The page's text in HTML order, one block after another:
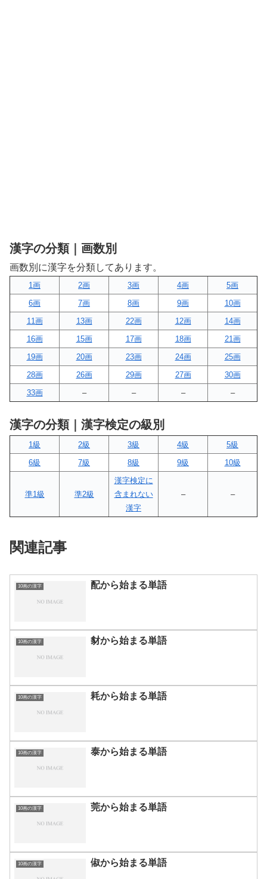
漢字の分類｜画数別
画数別に漢字を分類してあります。
1画 2画 3画 4画
5画
6画
7画 8画 9画
10画
11画
13画 22画 12画
14画
16画
15画 17画 18画
21画
19画
20画 23画 24画
25画
28画
26画 29画 27画
30画
33画
– – – –
漢字の分類｜漢字検定の級別
1級 2級 3級 4級
5級
6級
7級 8級 9級 10級
準1級 準2級
漢字検定に
含まれない
漢字
– –
関連記事
10画の漢字 配から始まる単語
10画の漢字 豺から始まる単語
10画の漢字 耗から始まる単語
10画の漢字 泰から始まる単語
10画の漢字 莞から始まる単語
10画の漢字 俶から始まる単語